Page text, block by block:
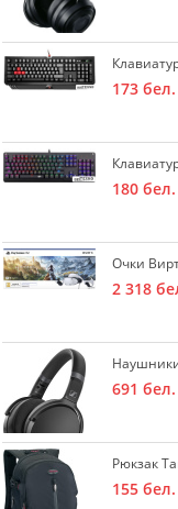
173
180
Очки
2 318
691
Рюкзак
155